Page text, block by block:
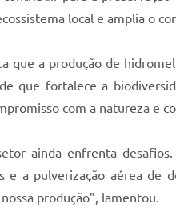
local e amplia o
que a produção de
que fortalece a
com a natureza e
ainda enfrenta
e a pulverização aérea de
produção”, lamentou.